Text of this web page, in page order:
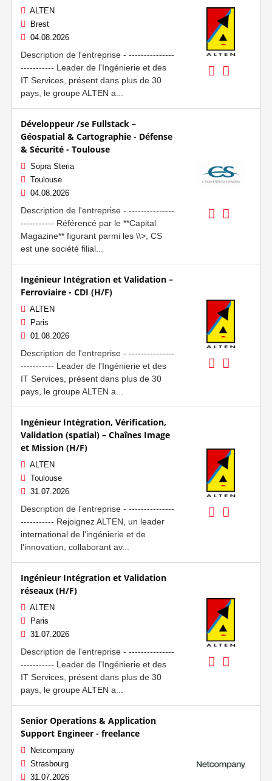
ALTEN
Brest
04.08.2026
Description de l'entreprise - ---------------
----------- Leader de l'Ingénierie et des
IT Services, présent dans plus de 30
pays, le groupe ALTEN a...
Développeur /se Fullstack –
Géospatial & Cartographie - Défense
& Sécurité - Toulouse
Sopra Steria
Toulouse
04.08.2026
Description de l'entreprise - ---------------
----------- Référencé par le **Capital
Magazine** figurant parmi les \\>, CS
est une société filial...
Ingénieur Intégration et Validation –
Ferroviaire - CDI (H/F)
ALTEN
Paris
01.08.2026
Description de l'entreprise - ---------------
----------- Leader de l'Ingénierie et des
IT Services, présent dans plus de 30
pays, le groupe ALTEN a...
Ingénieur Intégration, Vérification,
Validation (spatial) – Chaînes Image
et Mission (H/F)
ALTEN
Toulouse
31.07.2026
Description de l'entreprise - ---------------
----------- Rejoignez ALTEN, un leader
international de l'ingénierie et de
l'innovation, collaborant av...
Ingénieur Intégration et Validation
réseaux (H/F)
ALTEN
Paris
31.07.2026
Description de l'entreprise - ---------------
----------- Leader de l'Ingénierie et des
IT Services, présent dans plus de 30
pays, le groupe ALTEN a...
Senior Operations & Application
Support Engineer - freelance
Netcompany
Strasbourg
31.07.2026